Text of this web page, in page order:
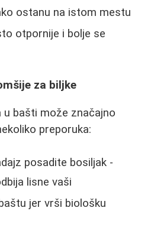
ostanu na istom mestu
otpornije i bolje se
za biljke
u bašti može značajno
preporuka:
posadite bosiljak -
lisne vaši
jer vrši biološku